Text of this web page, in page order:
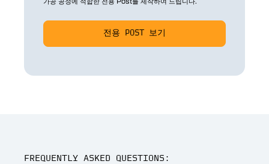
전용 POST 보기
FREQUENTLY ASKED QUESTIONS: